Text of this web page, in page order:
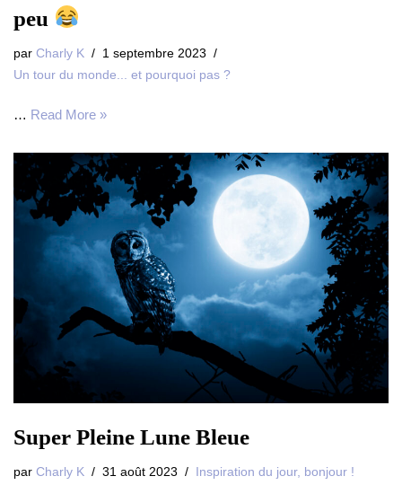
peu
par Charly K
1 septembre 2023
Un tour du monde... et pourquoi pas ?
… Read More »
Super Pleine Lune Bleue
par Charly K 31 août 2023 Inspiration du jour, bonjour !